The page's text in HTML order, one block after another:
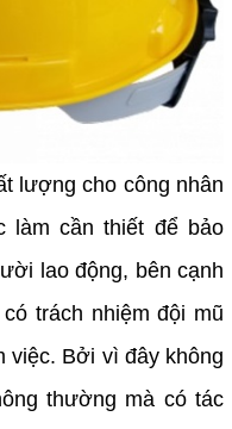
lượng cho công nhân
làm cần thiết để bảo
lao động, bên cạnh
trách nhiệm đội mũ
việc. Bởi vì đây không
thường mà có tác